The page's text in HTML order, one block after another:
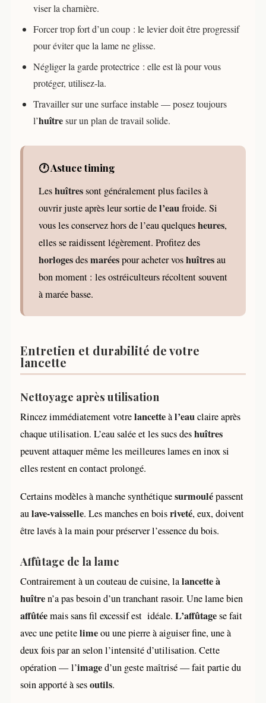
viser la charnière.
Forcer trop fort d’un coup : le levier doit être progressif
pour éviter que la lame ne glisse.
Négliger la garde protectrice : elle est là pour vous
protéger, utilisez-la.
Travailler sur une surface instable — posez toujours
l’huîtresur un plan de travail solide.
🕐 Astuce timing
Leshuîtressont généralement plus faciles à
ouvrir juste après leur sortie del’eaufroide. Si
vous les conservez hors de l’eau quelquesheures,
elles se raidissent légèrement. Profitez des
horlogesdesmaréespour acheter voshuîtresau
bon moment : les ostréiculteurs récoltent souvent
à marée basse.
Entretien et durabilité de votre
lancette
Nettoyage après utilisation
Rincez immédiatement votrelancetteàl’eauclaire après
chaque utilisation. L’eau salée et les sucs deshuîtres
peuvent attaquer même les meilleures lames en inox si
elles restent en contact prolongé.
Certains modèles à manche synthétiquesurmoulépassent
aulave-vaisselle. Les manches en boisriveté, eux, doivent
être lavés à la main pour préserver l’essence du bois.
Affûtage de la lame
Contrairement à un couteau de cuisine, lalancette à
huîtren’a pas besoin d’un tranchant rasoir. Une lame bien
affûtéemais sans fil excessif est idéale. L’affûtagese fait
avec une petitelimeou une pierre à aiguiser fine, une à
deux fois par an selon l’intensité d’utilisation. Cette
opération — l’imaged’un geste maîtrisé — fait partie du
soin apporté à sesoutils.